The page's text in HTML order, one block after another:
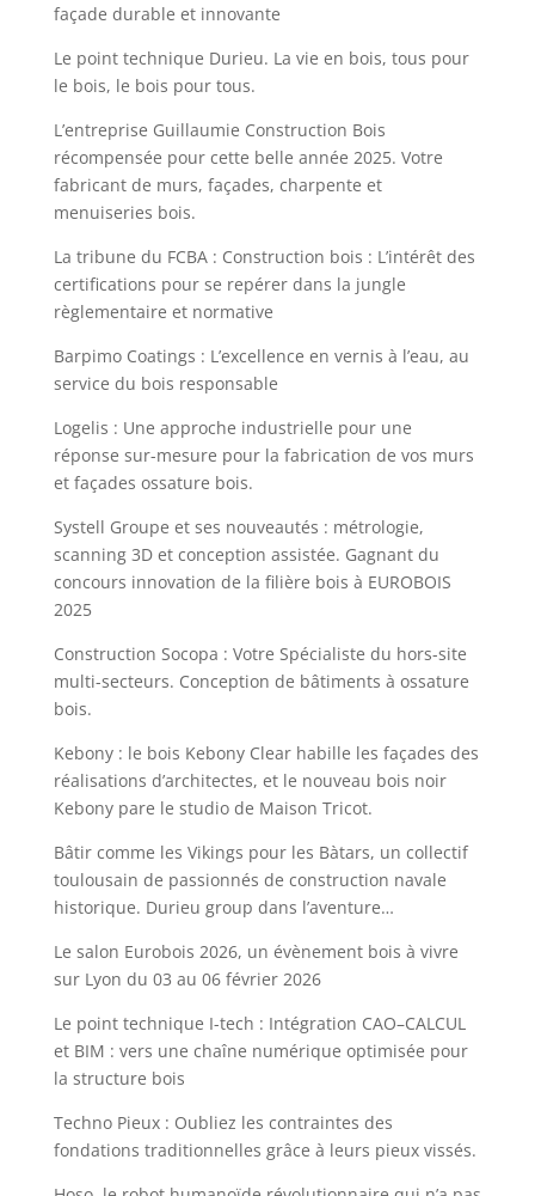
façade durable et innovante
Le point technique Durieu. La vie en bois, tous pour
le bois, le bois pour tous.
L’entreprise Guillaumie Construction Bois
récompensée pour cette belle année 2025. Votre
fabricant de murs, façades, charpente et
menuiseries bois.
La tribune du FCBA : Construction bois : L’intérêt des
certifications pour se repérer dans la jungle
règlementaire et normative
Barpimo Coatings : L’excellence en vernis à l’eau, au
service du bois responsable
Logelis : Une approche industrielle pour une
réponse sur-mesure pour la fabrication de vos murs
et façades ossature bois.
Systell Groupe et ses nouveautés : métrologie,
scanning 3D et conception assistée. Gagnant du
concours innovation de la filière bois à EUROBOIS
2025
Construction Socopa : Votre Spécialiste du hors-site
multi-secteurs. Conception de bâtiments à ossature
bois.
Kebony : le bois Kebony Clear habille les façades des
réalisations d’architectes, et le nouveau bois noir
Kebony pare le studio de Maison Tricot.
Bâtir comme les Vikings pour les Bàtars, un collectif
toulousain de passionnés de construction navale
historique. Durieu group dans l’aventure…
Le salon Eurobois 2026, un évènement bois à vivre
sur Lyon du 03 au 06 février 2026
Le point technique I-tech : Intégration CAO–CALCUL
et BIM : vers une chaîne numérique optimisée pour
la structure bois
Techno Pieux : Oubliez les contraintes des
fondations traditionnelles grâce à leurs pieux vissés.